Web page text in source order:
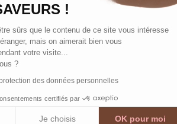
!
que le contenu de ce site vous intéresse
mais on aimerait bien vous
votre visite...
des données personnelles
certifiés par
Je choisis OK pour moi